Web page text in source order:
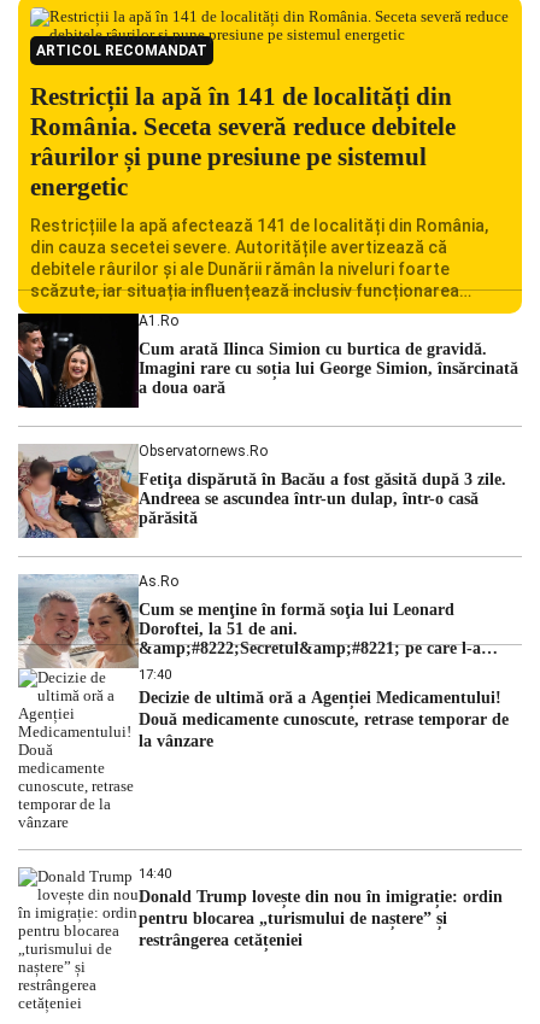
ARTICOL RECOMANDAT
Restricții la apă în 141 de localități din
România. Seceta severă reduce debitele
râurilor și pune presiune pe sistemul
energetic
Restricțiile la apă afectează 141 de localități din România,
din cauza secetei severe. Autoritățile avertizează că
debitele râurilor și ale Dunării rămân la niveluri foarte
scăzute, iar situația influențează inclusiv funcționarea
Centralei Nucleare de la Cernavodă. România se confruntă
cu una dintre cele mai dificile perioade din punct de vedere
hidrologic din ultimii ani. Lipsa […]
A1.ro
Cum arată Ilinca Simion cu burtica de gravidă.
Imagini rare cu soția lui George Simion, însărcinată
a doua oară
Observatornews.ro
Fetiţa dispărută în Bacău a fost găsită după 3 zile.
Andreea se ascundea într-un dulap, într-o casă
părăsită
As.ro
Cum se menţine în formă soţia lui Leonard
Doroftei, la 51 de ani.
&amp;#8222;Secretul&amp;#8221; pe care l-a
dezvăluit
17:40
Decizie de ultimă oră a Agenției Medicamentului!
Două medicamente cunoscute, retrase temporar de
la vânzare
14:40
Donald Trump lovește din nou în imigrație: ordin
pentru blocarea „turismului de naștere” și
restrângerea cetățeniei